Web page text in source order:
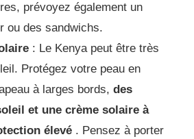
prévoyez également un
ou des sandwichs.
: Le Kenya peut être très
Protégez votre peau en
à larges bords, des
et une crème solaire à
élevé . Pensez à porter